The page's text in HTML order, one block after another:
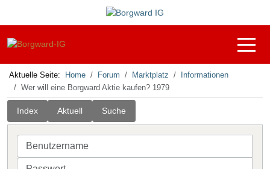
Off-
Aktuelle Seite: Home Forum Marktplatz
Informationen
Wer will eine Borgward Aktie kaufen? 1979
Index Aktuell Suche
Benutzername
Passwort